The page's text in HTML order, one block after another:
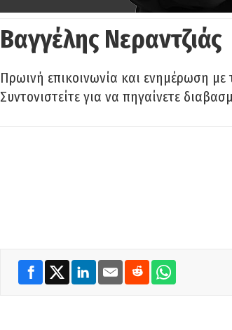
Βαγγέλης Νεραντζιάς
Πρωινή επικοινωνία και ενημέρωση με
Συντονιστείτε για να πηγαίνετε